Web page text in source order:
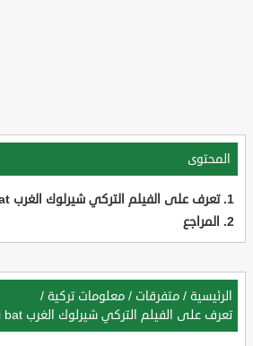
المحتوى
تعرف على الفيلم التركي شيرلوك الغرب yah?i bat?
المراجع
الرئيسية / متفرقات / معلومات تركية /
تعرف على الفيلم التركي شيرلوك الغرب yah?i bat?